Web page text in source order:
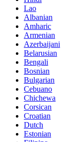
Lao
Albanian
Amharic
Armenian
Azerbaijani
Belarusian
Bengali
Bosnian
Bulgarian
Cebuano
Chichewa
Corsican
Croatian
Dutch
Estonian